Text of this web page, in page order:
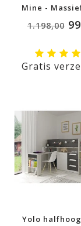
Mine -
1.198,00
Gratis
Yolo